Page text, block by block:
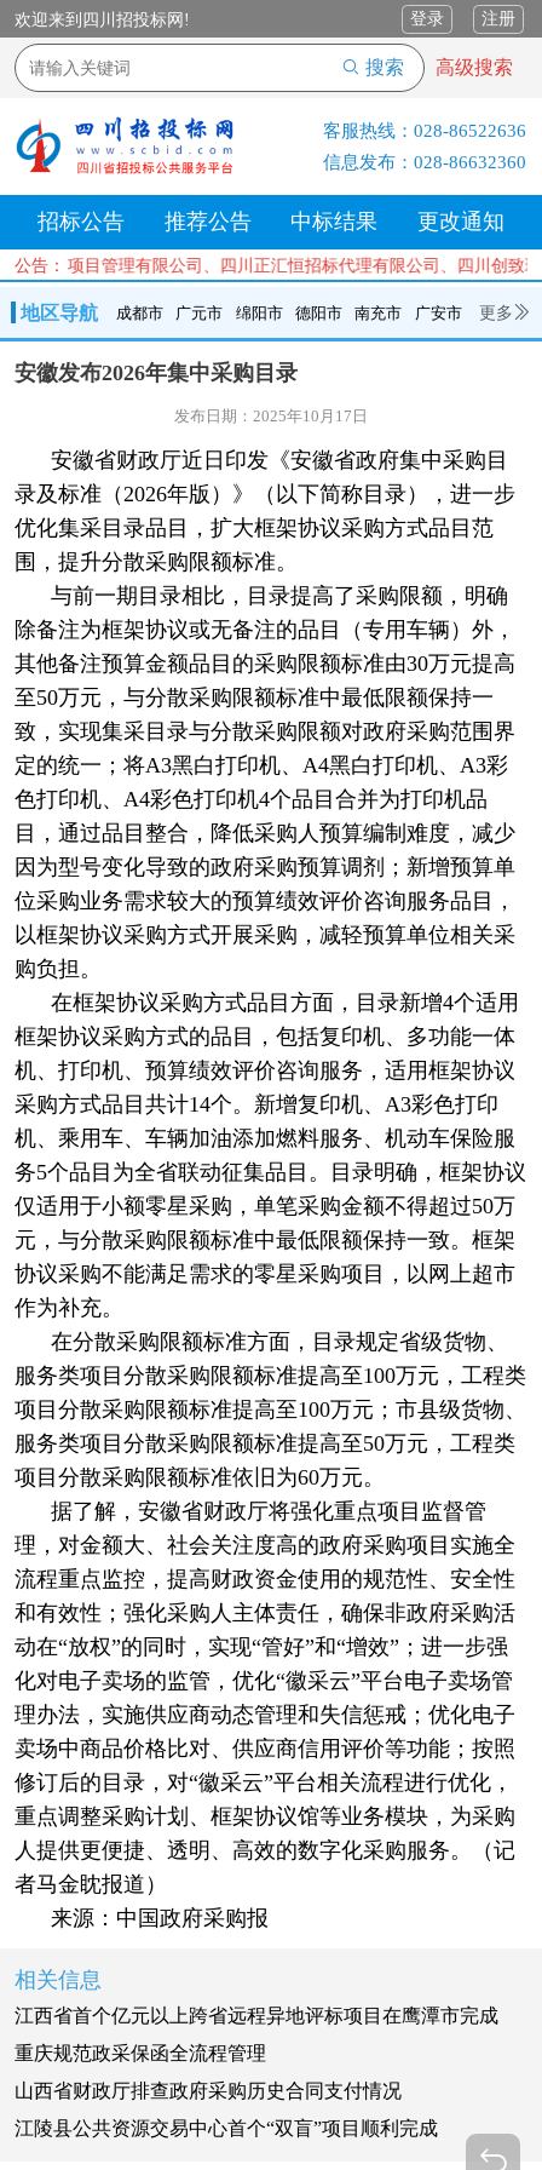
欢迎来到四川招投标网! 登录 注册
搜索 高级搜索
客服热线： 028-86522636
信息发布： 028-86632360
招标公告 推荐公告 中标结果 更改通知
公告：项目管理有限公司、四川正汇恒招标代理有限公司、四川
地区导航 成都市 广元市 绵阳市 德阳市 南充市 广安市 更多
成都市 广元市 绵阳市 德阳市
安徽发布2026年集中采购目录
发布日期：2025年10月17日
安徽省财政厅近日印发《安徽省政府集中采购目
录及标准（2026年版）》（以下简称目录），进一步
优化集采目录品目，扩大框架协议采购方式品目范
围，提升分散采购限额标准。
与前一期目录相比，目录提高了采购限额，明确
除备注为框架协议或无备注的品目（专用车辆）外，
其他备注预算金额品目的采购限额标准由30万元提高
至50万元，与分散采购限额标准中最低限额保持一
致，实现集采目录与分散采购限额对政府采购范围界
定的统一；将A3黑白打印机、A4黑白打印机、A3彩
色打印机、A4彩色打印机4个品目合并为打印机品
目，通过品目整合，降低采购人预算编制难度，减少
因为型号变化导致的政府采购预算调剂；新增预算单
位采购业务需求较大的预算绩效评价咨询服务品目，
以框架协议采购方式开展采购，减轻预算单位相关采
购负担。
在框架协议采购方式品目方面，目录新增4个适用
框架协议采购方式的品目，包括复印机、多功能一体
机、打印机、预算绩效评价咨询服务，适用框架协议
采购方式品目共计14个。新增复印机、A3彩色打印
机、乘用车、车辆加油添加燃料服务、机动车保险服
务5个品目为全省联动征集品目。目录明确，框架协议
仅适用于小额零星采购，单笔采购金额不得超过50万
元，与分散采购限额标准中最低限额保持一致。框架
协议采购不能满足需求的零星采购项目，以网上超市
作为补充。
在分散采购限额标准方面，目录规定省级货物、
服务类项目分散采购限额标准提高至100万元，工程类
项目分散采购限额标准提高至100万元；市县级货物、
服务类项目分散采购限额标准提高至50万元，工程类
项目分散采购限额标准依旧为60万元。
据了解，安徽省财政厅将强化重点项目监督管
理，对金额大、社会关注度高的政府采购项目实施全
流程重点监控，提高财政资金使用的规范性、安全性
和有效性；强化采购人主体责任，确保非政府采购活
动在“放权”的同时，实现“管好”和“增效”；进一步强
化对电子卖场的监管，优化“徽采云”平台电子卖场管
理办法，实施供应商动态管理和失信惩戒；优化电子
卖场中商品价格比对、供应商信用评价等功能；按照
修订后的目录，对“徽采云”平台相关流程进行优化，
重点调整采购计划、框架协议馆等业务模块，为采购
人提供更便捷、透明、高效的数字化采购服务。（记
者马金眈报道）
来源：中国政府采购报
相关信息
江西省首个亿元以上跨省远程异地评标项目在鹰潭市完成
重庆规范政采保函全流程管理
山西省财政厅排查政府采购历史合同支付情况
江陵县公共资源交易中心首个“双盲”项目顺利完成